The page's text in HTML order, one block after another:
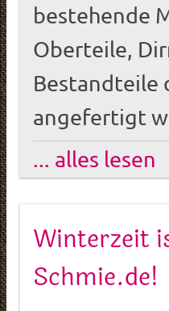
bestehende
Oberteile,
Bestandteile
angefertigt
... alles lesen
Winterzeit
Schmie.de!